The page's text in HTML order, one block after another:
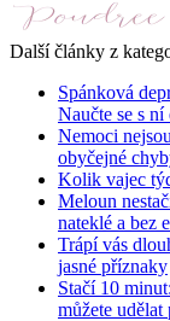
Další články z
Spánková
Naučte se s
Nemoci
obyčejné
Kolik vajec
Meloun
nateklé a bez
Trápí vás
jasné příznaky
Stačí 10
můžete